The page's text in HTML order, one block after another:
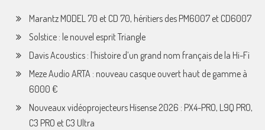
Marantz MODEL 70 et CD 70, héritiers des PM6007 et CD6007
Solstice : le nouvel esprit Triangle
Davis Acoustics : l’histoire d’un grand nom français de la Hi-Fi
Meze Audio ARTA : nouveau casque ouvert haut de gamme à
6000 €
Nouveaux vidéoprojecteurs Hisense 2026 : PX4-PRO, L9Q PRO,
C3 PRO et C3 Ultra